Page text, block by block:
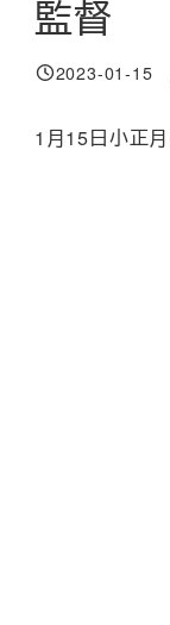
監督
投稿日
2023-01-15
1月15日小正